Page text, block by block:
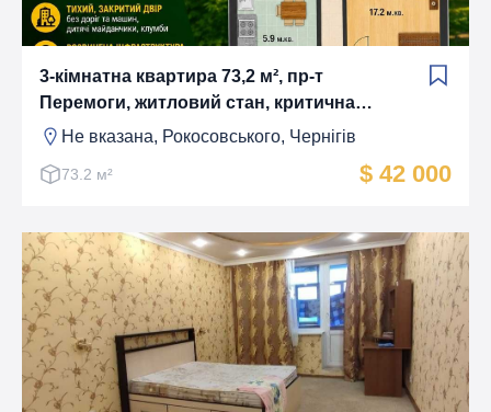
3-кімнатна квартира 73,2 м², пр-т
Перемоги, житловий стан, критична
інфраструктура
Не вказана, Рокосовського, Чернігів
73.2 м² $ 42 000